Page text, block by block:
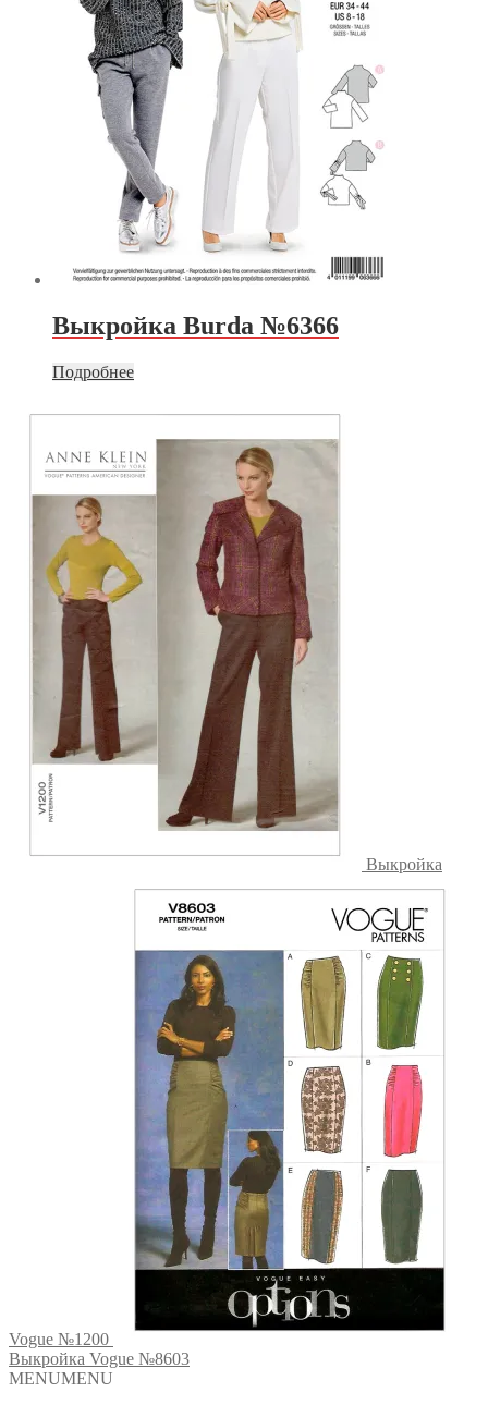
Выкройка Burda №6366
Подробнее
Выкройка
Vogue №1200
Выкройка Vogue №8603
MENUMENU